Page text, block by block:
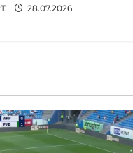
28.07.2026